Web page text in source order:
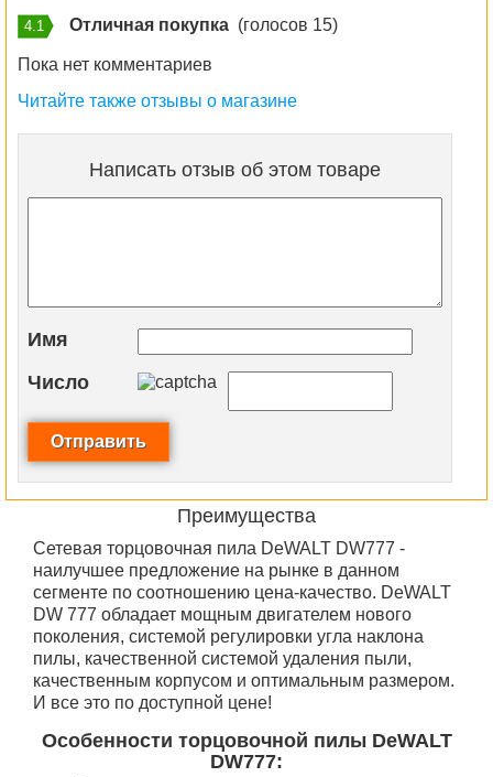
4.1 Отличная покупка (голосов 15)
Пока нет комментариев
Читайте также отзывы о магазине
Написать отзыв об этом товаре
Имя
Число
Преимущества
Сетевая торцовочная пила DeWALT DW777 -
наилучшее предложение на рынке в данном
сегменте по соотношению цена-качество. DeWALT
DW 777 обладает мощным двигателем нового
поколения, системой регулировки угла наклона
пилы, качественной системой удаления пыли,
качественным корпусом и оптимальным размером.
И все это по доступной цене!
Особенности торцовочной пилы DeWALT
DW777: